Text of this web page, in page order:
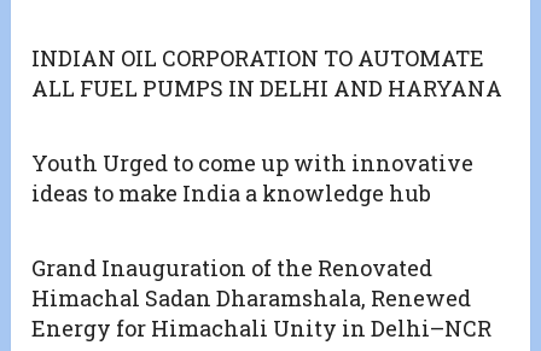
INDIAN OIL CORPORATION TO AUTOMATE
ALL FUEL PUMPS IN DELHI AND HARYANA
Youth Urged to come up with innovative
ideas to make India a knowledge hub
Grand Inauguration of the Renovated
Himachal Sadan Dharamshala, Renewed
Energy for Himachali Unity in Delhi–NCR